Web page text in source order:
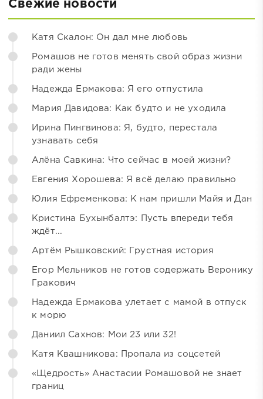
Свежие новости
Катя Скалон: Он дал мне любовь
Ромашов не готов менять свой образ жизни
ради жены
Надежда Ермакова: Я его отпустила
Мария Давидова: Как будто и не уходила
Ирина Пингвинова: Я, будто, перестала
узнавать себя
Алёна Савкина: Что сейчас в моей жизни?
Евгения Хорошева: Я всё делаю правильно
Юлия Ефременкова: К нам пришли Майя и Дан
Кристина Бухынбалтэ: Пусть впереди тебя
ждёт...
Артём Рышковский: Грустная история
Егор Мельников не готов содержать Веронику
Гракович
Надежда Ермакова улетает с мамой в отпуск
к морю
Даниил Сахнов: Мои 23 или 32!
Катя Квашникова: Пропала из соцсетей
«Щедрость» Анастасии Ромашовой не знает
границ